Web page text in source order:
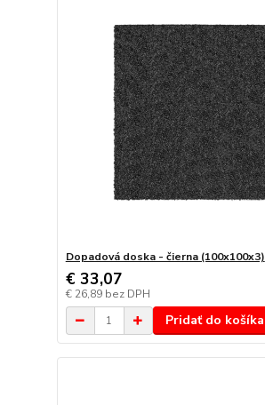
Dopadová doska - čierna (100x100x3)
€ 33,07
€ 26,89 bez DPH
Pridať do košíka